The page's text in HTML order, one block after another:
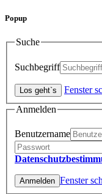
Popup
Suche
Suchbegriff
Fenster
Anmelden
Benutzername
Fenster